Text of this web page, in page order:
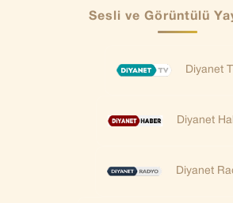
Sesli ve Görüntülü
Diyanet
Diyanet
Diyanet